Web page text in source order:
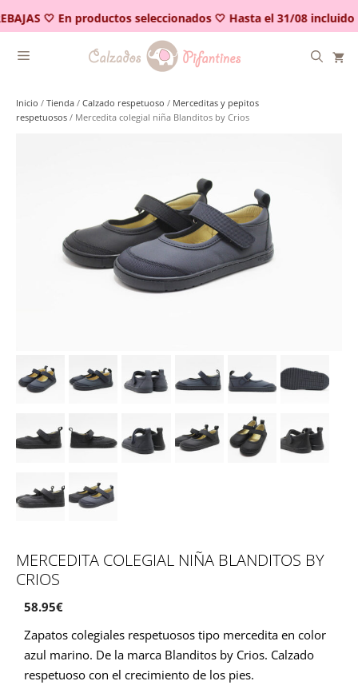
🤍 En productos seleccionados 🤍 Hasta el 31/08 incluido
al
contenido
Inicio / Tienda / Calzado respetuoso / Merceditas y pepitos
respetuosos / Mercedita colegial niña Blanditos by Crios
MERCEDITA COLEGIAL NIÑA BLANDITOS BY
CRIOS
58.95€
Zapatos colegiales respetuosos tipo mercedita en color
azul marino. De la marca Blanditos by Crios. Calzado
respetuoso con el crecimiento de los pies.